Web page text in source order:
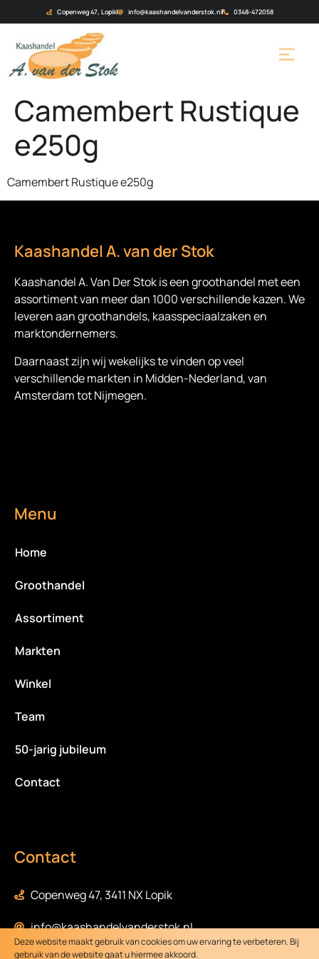
Copenweg 47, Lopik info@kaashandelvanderstok.nl 0348-472058
Camembert Rustique
e250g
Camembert Rustique e250g
Kaashandel A. van der Stok
Kaashandel A. Van Der Stok is eengroothandel met een
assortiment van meer dan 1000 verschillende kazen. We
leveren aan groothandels, kaasspeciaalzaken en
marktondernemers.
Daarnaast zijn wij wekelijks te vinden op veel
verschillende markten in Midden-Nederland, van
Amsterdam tot Nijmegen.
Menu
Home
Groothandel
Assortiment
Markten
Winkel
Team
50-jarig jubileum
Contact
Contact
Copenweg 47, 3411 NX Lopik
info@kaashandelvanderstok.nl
Deze website maakt gebruik van cookies om uw ervaring te verbeteren. Bij
gebruik van de website gaat u hiermee akkoord.